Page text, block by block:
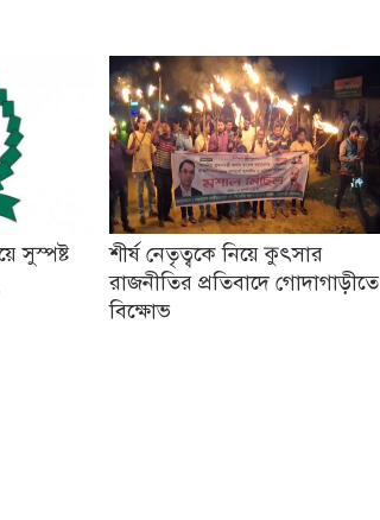
সুস্পষ্ট
শীর্ষ নেতৃত্বকে নিয়ে কুৎসার
রাজনীতির প্রতিবাদে গোদাগাড়ীতে
বিক্ষোভ